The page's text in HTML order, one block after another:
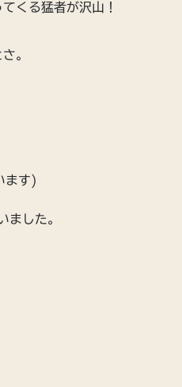
くる猛者が沢山！
。
ます)
した。